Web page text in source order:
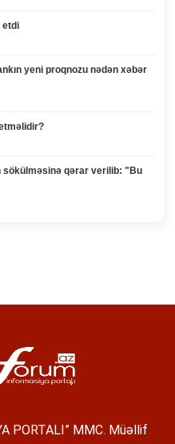
etdi
yeni proqnozu nədən xəbər
sökülməsinə qərar verilib: "Bu
PORTALI” MMC. Müəllif